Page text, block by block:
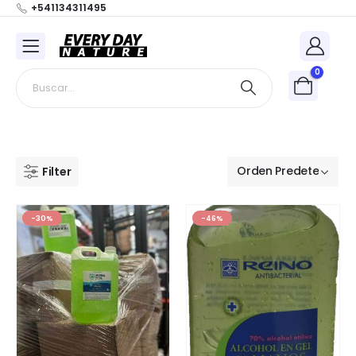
+541134311495
0
Filter
-30% -46%